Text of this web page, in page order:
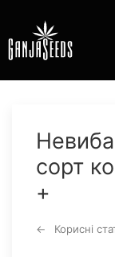
сорт
+
Корисні